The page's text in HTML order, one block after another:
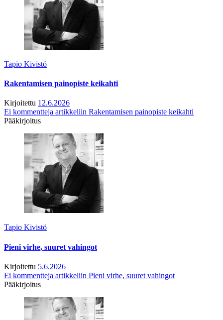
Tapio Kivistö
Rakentamisen painopiste keikahti
Kirjoitettu 12.6.2026
Ei kommentteja artikkeliin Rakentamisen painopiste keikahti
Pääkirjoitus
Tapio Kivistö
Pieni virhe, suuret vahingot
Kirjoitettu 5.6.2026
Ei kommentteja artikkeliin Pieni virhe, suuret vahingot
Pääkirjoitus